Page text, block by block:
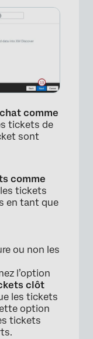
comme
tickets de
sont
comme
les tickets
en tant que
ou non les
l’option
clôt
les tickets
option
tickets